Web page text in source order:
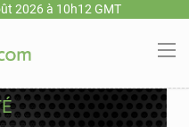
2026 à 10h12 GMT